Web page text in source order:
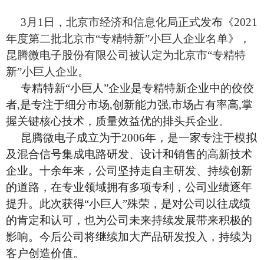
3月1日，北京市经济和信息化局正式发布《2021
年度第二批北京市“专精特新”小巨人企业名单》，
昆腾微电子股份有限公司被认定为北京市“专精特
新”小巨人企业。
专精特新“小巨人”企业是专精特新企业中的佼佼
者,是专注于细分市场,创新能力强,市场占有率高,掌
握关键核心技术，质量效益优的排头兵企业。
昆腾微电子成立为于2006年，是一家专注于模拟
及混合信号集成电路研发、设计和销售的高新技术
企业。十余年来，公司坚持走自主研发、持续创新
的道路，在专业领域拥有多项专利，公司业绩逐年
提升。此次获得“小巨人”殊荣，是对公司以往成绩
的肯定和认可，也为公司未来持续发展带来积极的
影响。今后公司将继续加大产品研发投入，持续为
客户创造价值。